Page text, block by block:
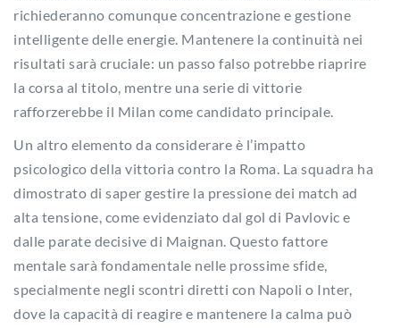
richiederanno comunque concentrazione e gestione
intelligente delle energie. Mantenere la continuità nei
risultati sarà cruciale: un passo falso potrebbe riaprire
la corsa al titolo, mentre una serie di vittorie
rafforzerebbe il Milan come candidato principale.
Un altro elemento da considerare è l’impatto
psicologico della vittoria contro la Roma. La squadra ha
dimostrato di saper gestire la pressione dei match ad
alta tensione, come evidenziato dal gol di Pavlovic e
dalle parate decisive di Maignan. Questo fattore
mentale sarà fondamentale nelle prossime sfide,
specialmente negli scontri diretti con Napoli o Inter,
dove la capacità di reagire e mantenere la calma può